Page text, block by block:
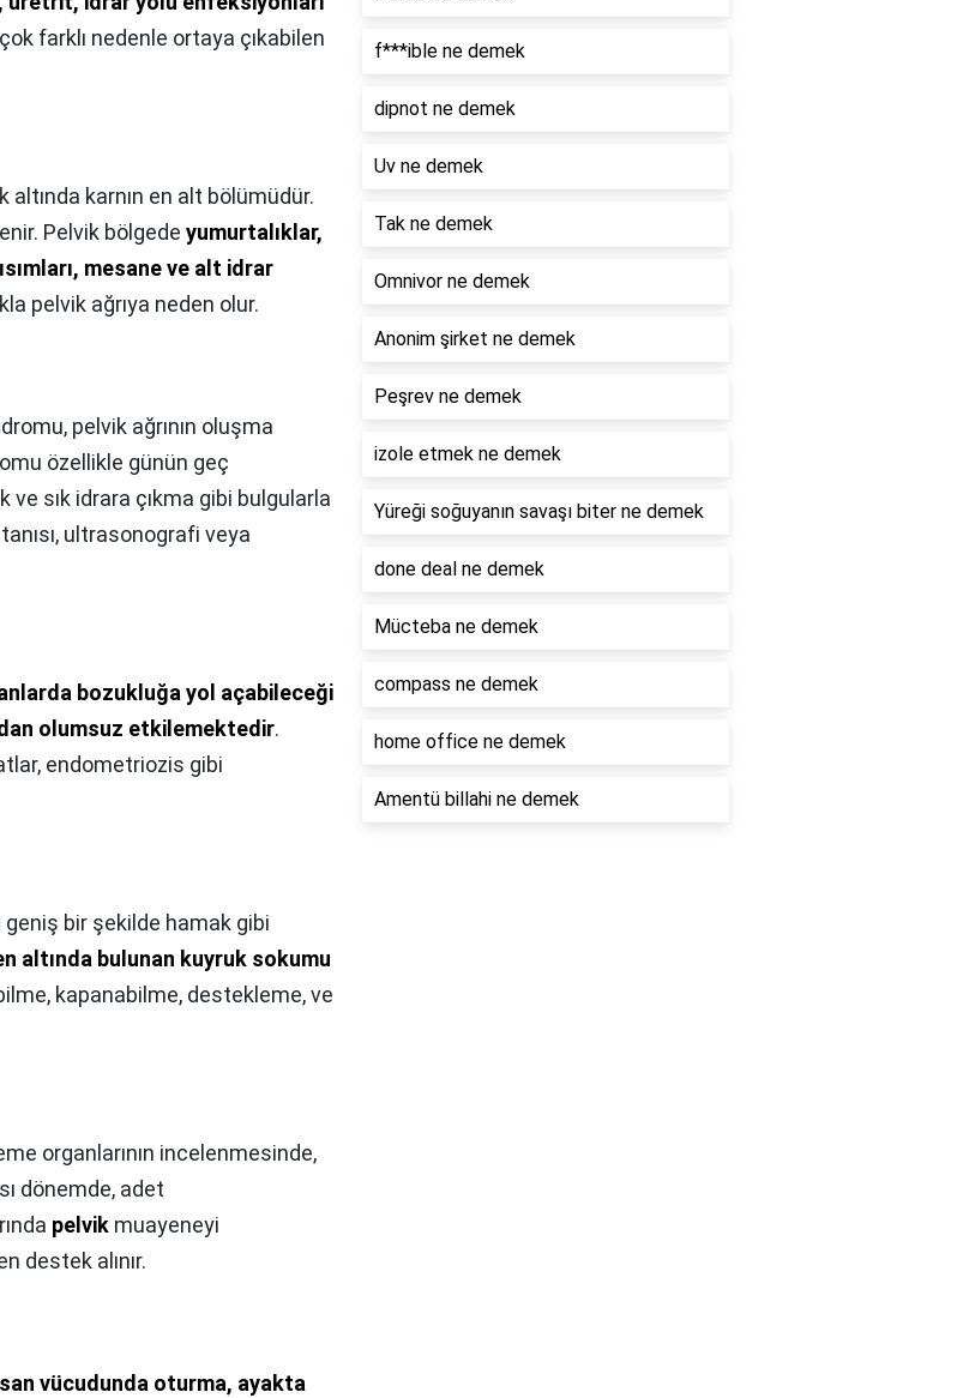
farklı nedenle ortaya çıkabilen
altında karnın en alt bölümüdür.
Pelvik bölgede yumurtalıklar,
mesane ve alt idrar
pelvik ağrıya neden olur.
pelvik ağrının oluşma
özellikle günün geç
ve sık idrara çıkma gibi bulgularla
ultrasonografi veya
bozukluğa yol açabileceği
olumsuz etkilemektedir.
endometriozis gibi
geniş bir şekilde hamak gibi
altında bulunan kuyruk sokumu
kapanabilme, destekleme, ve
organlarının incelenmesinde,
dönemde, adet
pelvik muayeneyi
destek alınır.
vücudunda oturma, ayakta
f***ible ne demek
dipnot ne demek
Uv ne demek
Tak ne demek
Omnivor ne demek
Anonim şirket ne demek
Peşrev ne demek
izole etmek ne demek
Yüreği soğuyanın savaşı biter ne demek
done deal ne demek
Mücteba ne demek
compass ne demek
home office ne demek
Amentü billahi ne demek